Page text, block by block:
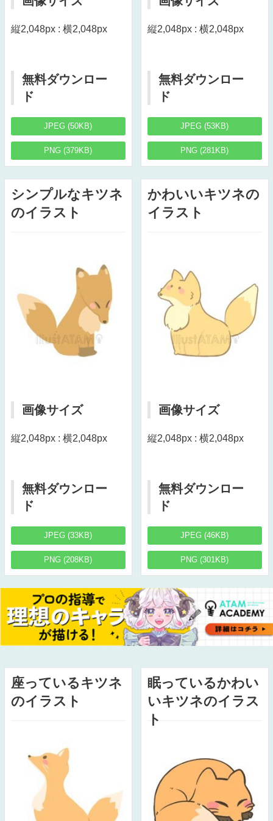
縦2,048px : 横2,048px
無料ダウンロー
ド
JPEG (50KB)
PNG (379KB)
縦2,048px : 横2,048px
無料ダウンロー
ド
JPEG (53KB)
PNG (281KB)
シンプルなキツネ
のイラスト
画像サイズ
縦2,048px : 横2,048px
無料ダウンロー
ド
JPEG (33KB)
PNG (208KB)
かわいいキツネの
イラスト
画像サイズ
縦2,048px : 横2,048px
無料ダウンロー
ド
JPEG (46KB)
PNG (301KB)
座っているキツネ
のイラスト
眠っているかわい
いキツネのイラス
ト